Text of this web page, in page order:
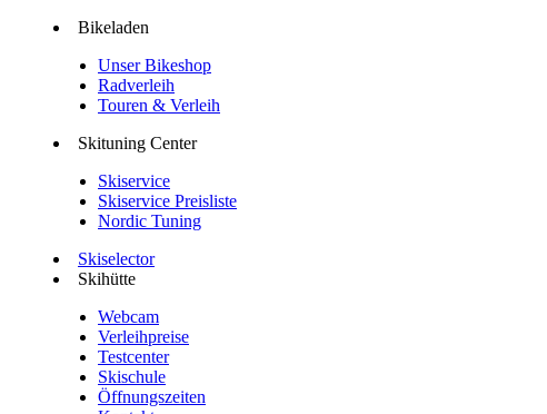
Bikeladen
Unser Bikeshop
Radverleih
Touren & Verleih
Skituning Center
Skiservice
Skiservice Preisliste
Nordic Tuning
Skiselector
Skihütte
Webcam
Verleihpreise
Testcenter
Skischule
Öffnungszeiten